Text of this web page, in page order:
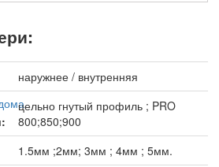
наружнее / внутренняя
цельно гнутый профиль ; PRO
800;850;900
1.5мм ;2мм; 3мм ; 4мм ; 5мм.